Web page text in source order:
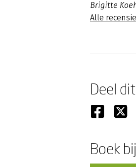
Brigitte
Alle
Deel
Boek